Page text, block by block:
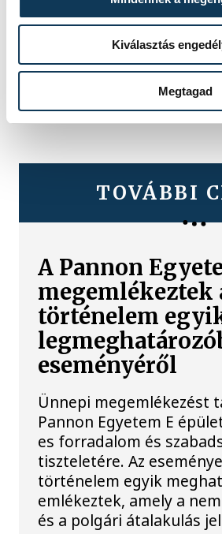
Kiválasztás
Megtagad
TOVÁBBI
A Pannon
megemlékeztek
történelem
eseményéről
Ünnepi megemlékezést
Pannon Egyetem E
es forradalom és
tiszteletére. Az
történelem egyik
emlékeztek, amely a
és a polgári átalakulás